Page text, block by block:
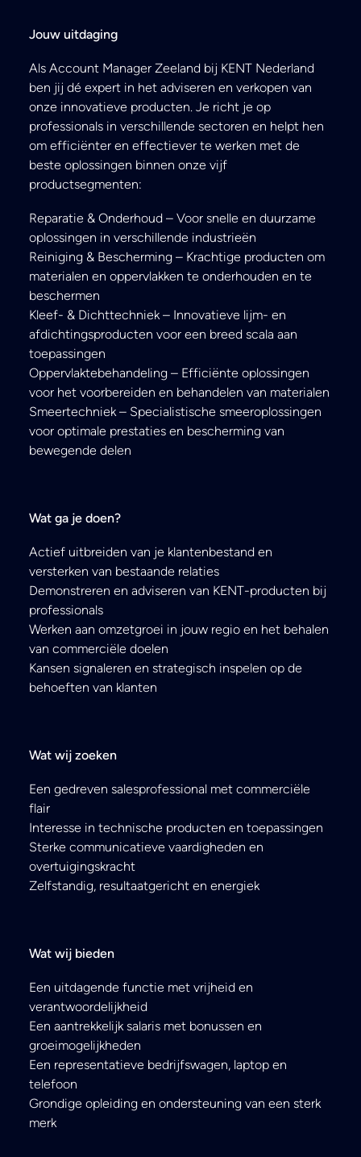
Jouw uitdaging
Als Account Manager Zeeland bij KENT Nederland
ben jij dé expert in het adviseren en verkopen van
onze innovatieve producten. Je richt je op
professionals in verschillende sectoren en helpt hen
om efficiënter en effectiever te werken met de
beste oplossingen binnen onze vijf
productsegmenten:
Reparatie & Onderhoud – Voor snelle en duurzame
oplossingen in verschillende industrieën
Reiniging & Bescherming – Krachtige producten om
materialen en oppervlakken te onderhouden en te
beschermen
Kleef- & Dichttechniek – Innovatieve lijm- en
afdichtingsproducten voor een breed scala aan
toepassingen
Oppervlaktebehandeling – Efficiënte oplossingen
voor het voorbereiden en behandelen van materialen
Smeertechniek – Specialistische smeeroplossingen
voor optimale prestaties en bescherming van
bewegende delen
Wat ga je doen?
Actief uitbreiden van je klantenbestand en
versterken van bestaande relaties
Demonstreren en adviseren van KENT-producten bij
professionals
Werken aan omzetgroei in jouw regio en het behalen
van commerciële doelen
Kansen signaleren en strategisch inspelen op de
behoeften van klanten
Wat wij zoeken
Een gedreven salesprofessional met commerciële
flair
Interesse in technische producten en toepassingen
Sterke communicatieve vaardigheden en
overtuigingskracht
Zelfstandig, resultaatgericht en energiek
Wat wij bieden
Een uitdagende functie met vrijheid en
verantwoordelijkheid
Een aantrekkelijk salaris met bonussen en
groeimogelijkheden
Een representatieve bedrijfswagen, laptop en
telefoon
Grondige opleiding en ondersteuning van een sterk
merk